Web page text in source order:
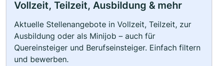
Vollzeit, Teilzeit, Ausbildung & mehr
Aktuelle Stellenangebote in Vollzeit, Teilzeit, zur
Ausbildung oder als Minijob – auch für
Quereinsteiger und Berufseinsteiger. Einfach filtern
und bewerben.